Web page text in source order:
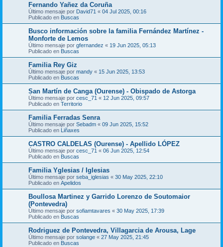
Fernando Yañez da Coruña
Último mensaje por David71 « 04 Jul 2025, 00:16
Publicado en Buscas
Busco información sobre la familia Fernández Martínez -
Monforte de Lemos
Último mensaje por gfernandez « 19 Jun 2025, 05:13
Publicado en Buscas
Familia Rey Giz
Último mensaje por mandy « 15 Jun 2025, 13:53
Publicado en Buscas
San Martín de Canga (Ourense) - Obispado de Astorga
Último mensaje por cesc_71 « 12 Jun 2025, 09:57
Publicado en Territorio
Familia Ferradas Senra
Último mensaje por Sebadm « 09 Jun 2025, 15:52
Publicado en Liñaxes
CASTRO CALDELAS (Ourense) - Apellido LÓPEZ
Último mensaje por cesc_71 « 06 Jun 2025, 12:54
Publicado en Buscas
Familia Yglesias / Iglesias
Último mensaje por seba_iglesias « 30 May 2025, 22:10
Publicado en Apelidos
Boullosa Martinez y Garrido Lorenzo de Soutomaior
(Pontevedra)
Último mensaje por sofiamtavares « 30 May 2025, 17:39
Publicado en Buscas
Rodriguez de Pontevedra, Villagarcia de Arousa, Lage
Último mensaje por solange « 27 May 2025, 21:45
Publicado en Buscas